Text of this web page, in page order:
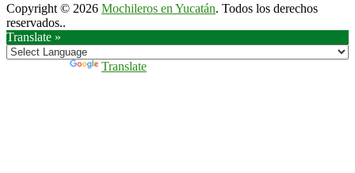
Copyright © 2026 Mochileros en Yucatán. Todos los derechos
reservados..
Translate »
Translate